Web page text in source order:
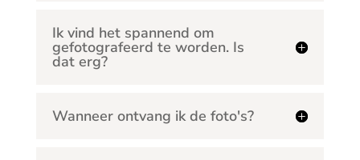
Ik vind het spannend om
gefotografeerd te worden. Is
dat erg?
Wanneer ontvang ik de foto's?